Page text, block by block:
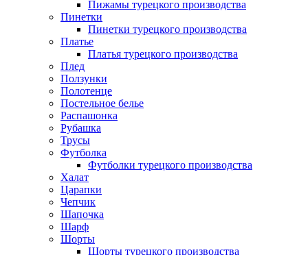
Пижамы турецкого производства
Пинетки
Пинетки турецкого производства
Платье
Платья турецкого производства
Плед
Ползунки
Полотенце
Постельное белье
Распашонка
Рубашка
Трусы
Футболка
Футболки турецкого производства
Халат
Царапки
Чепчик
Шапочка
Шарф
Шорты
Шорты турецкого производства